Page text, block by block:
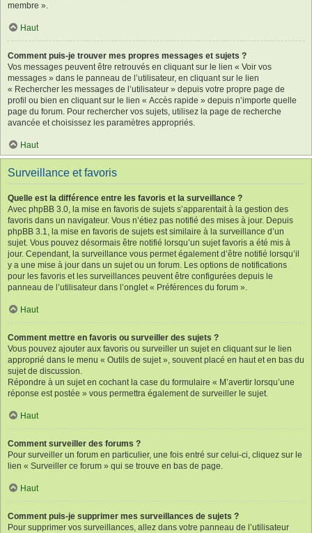
membre ».
Haut
Comment puis-je trouver mes propres messages et sujets ?
Vos messages peuvent être retrouvés en cliquant sur le lien « Voir vos
messages » dans le panneau de l’utilisateur, en cliquant sur le lien
« Rechercher les messages de l’utilisateur » depuis votre propre page de
profil ou bien en cliquant sur le lien « Accès rapide » depuis n’importe quelle
page du forum. Pour rechercher vos sujets, utilisez la page de recherche
avancée et choisissez les paramètres appropriés.
Haut
Surveillance et favoris
Quelle est la différence entre les favoris et la surveillance ?
Avec phpBB 3.0, la mise en favoris de sujets s’apparentait à la gestion des
favoris dans un navigateur. Vous n’étiez pas notifié des mises à jour. Depuis
phpBB 3.1, la mise en favoris de sujets est similaire à la surveillance d’un
sujet. Vous pouvez désormais être notifié lorsqu’un sujet favoris a été mis à
jour. Cependant, la surveillance vous permet également d’être notifié lorsqu’il
y a une mise à jour dans un sujet ou un forum. Les options de notifications
pour les favoris et les surveillances peuvent être configurées depuis le
panneau de l’utilisateur dans l’onglet « Préférences du forum ».
Haut
Comment mettre en favoris ou surveiller des sujets ?
Vous pouvez ajouter aux favoris ou surveiller un sujet en cliquant sur le lien
approprié dans le menu « Outils de sujet », souvent placé en haut et en bas du
sujet de discussion.
Répondre à un sujet en cochant la case du formulaire « M’avertir lorsqu’une
réponse est postée » vous permettra également de surveiller le sujet.
Haut
Comment surveiller des forums ?
Pour surveiller un forum en particulier, une fois entré sur celui-ci, cliquez sur le
lien « Surveiller ce forum » qui se trouve en bas de page.
Haut
Comment puis-je supprimer mes surveillances de sujets ?
Pour supprimer vos surveillances, allez dans votre panneau de l’utilisateur